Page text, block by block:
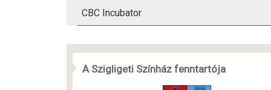
CBC Incubator
A Szigligeti Színház fenntartója